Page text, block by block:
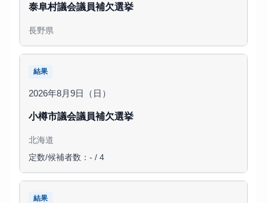
泰阜村議会議員補欠選挙
長野県
結果
2026年8月9日（日）
小樽市議会議員補欠選挙
北海道
定数/候補者数：- / 4
結果